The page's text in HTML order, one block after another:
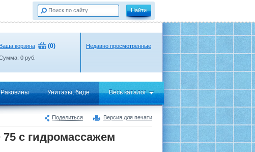
корзина (0)
0 руб.
Недавно просмотренные
Раковины Унитазы, биде Весь каталог
Поделиться Версия для печати
с гидромассажем